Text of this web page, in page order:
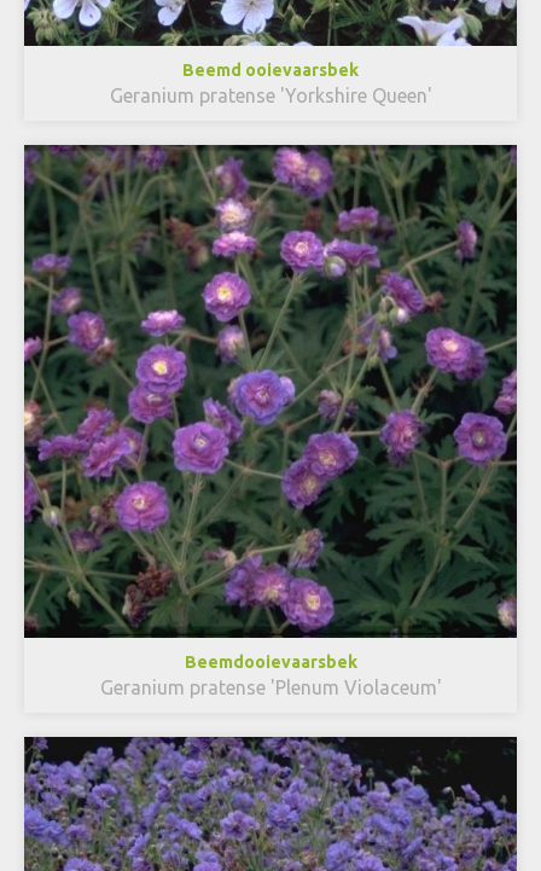
Beemd ooievaarsbek
Geranium pratense 'Yorkshire Queen'
Beemdooievaarsbek
Geranium pratense 'Plenum Violaceum'